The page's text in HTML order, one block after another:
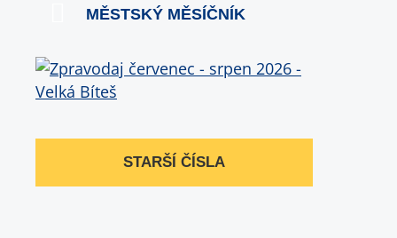
MĚSTSKÝ MĚSÍČNÍK
STARŠÍ ČÍSLA